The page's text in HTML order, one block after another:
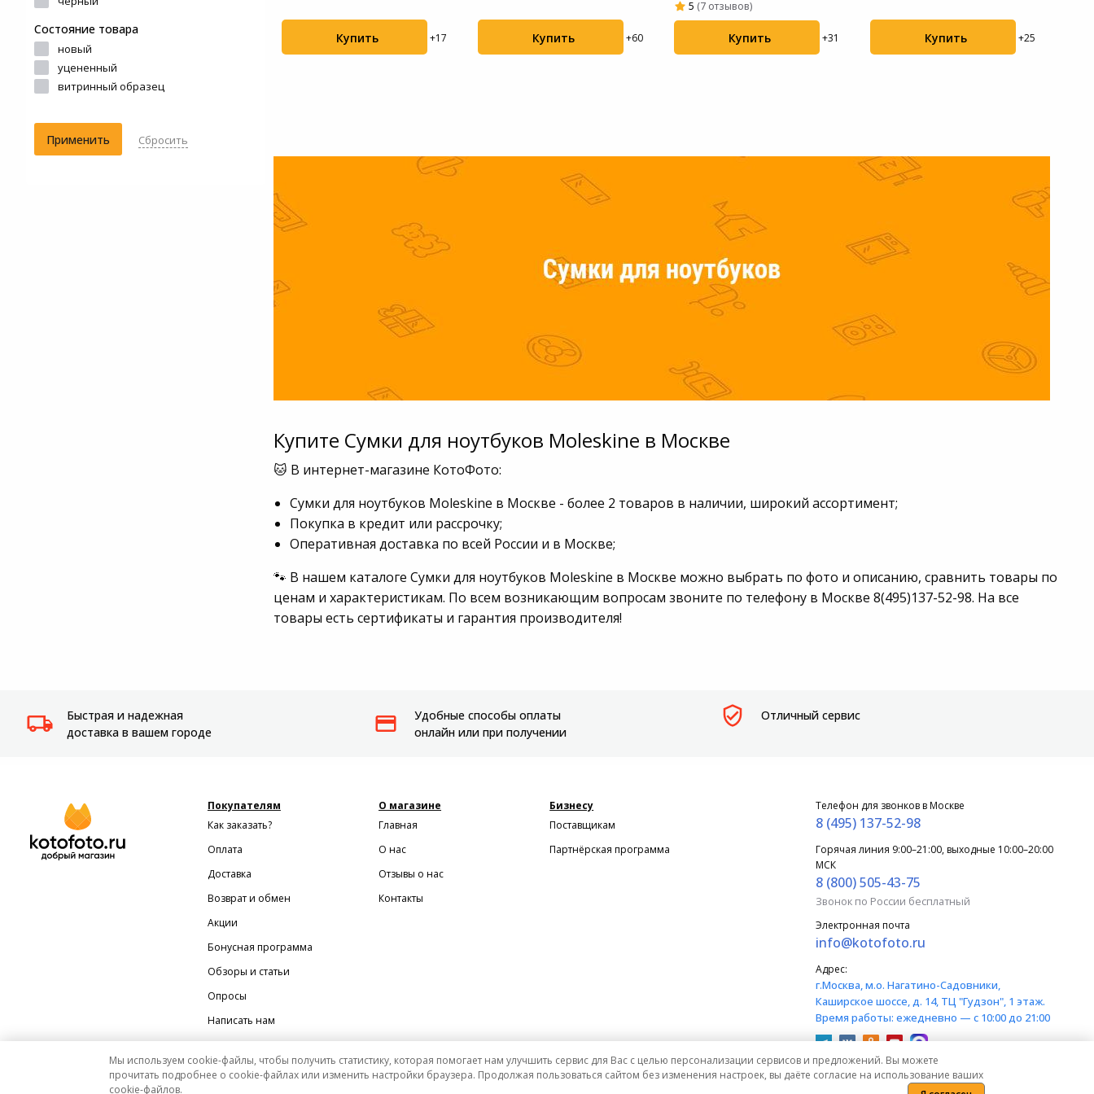
Состояние товара
новый
уцененный
витринный образец
Применить Сбросить
+27 Купить +17 Купить +60
5 (7 отзывов)
Купить +31 Купить +25
Купите Сумки для ноутбуков Moleskine в Москве
🐱 В интернет-магазине КотоФото:
Сумки для ноутбуков Moleskine в Москве - более 2 товаров в наличии, широкий ассортимент;
Покупка в кредит или рассрочку;
Оперативная доставка по всей России и в Москве;
🐾 В нашем каталоге Сумки для ноутбуков Moleskine в Москве можно выбрать по фото и описанию, сравнить товары по
ценам и характеристикам. По всем возникающим вопросам звоните по телефону в Москве 8(495)137-52-98. На все
товары есть сертификаты и гарантия производителя!
Быстрая и надежная
доставка в вашем городе
Удобные способы оплаты
онлайн или при получении
Отличный сервис
Мы используем cookie-файлы, чтобы получить статистику, которая помогает нам улучшить сервис для Вас с целью персонализации сервисов и предложений. Вы можете
прочитать подробнее о cookie-файлах или изменить настройки браузера. Продолжая пользоваться сайтом без изменения настроек, вы даёте согласие на использование ваших
cookie-файлов.
Покупателям
Как заказать?
Оплата
Доставка
Возврат и обмен
Акции
Бонусная программа
Обзоры и статьи
Опросы
Написать нам
О магазине
Главная
О нас
Отзывы о нас
Контакты
Бизнесу
Поставщикам
Партнёрская программа
Телефон для звонков в Москве
8 (495) 137-52-98
Горячая линия 9:00–21:00, выходные 10:00–20:00
МСК
8 (800) 505-43-75
Звонок по России бесплатный
Электронная почта
info@kotofoto.ru
Адрес:
г.Москва, м.о. Нагатино-Садовники,
Каширское шоссе, д. 14, ТЦ "Гудзон", 1 этаж.
Время работы: ежедневно — с 10:00 до 21:00
Пылесосы садовые
Мотоблоки
видеонаблюдения
Уцененные товары